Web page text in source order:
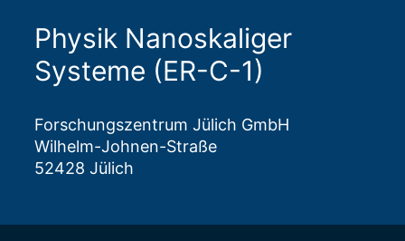
Physik Nanoskaliger
Systeme (ER-C-1)
Forschungszentrum Jülich GmbH
Wilhelm-Johnen-Straße
52428 Jülich